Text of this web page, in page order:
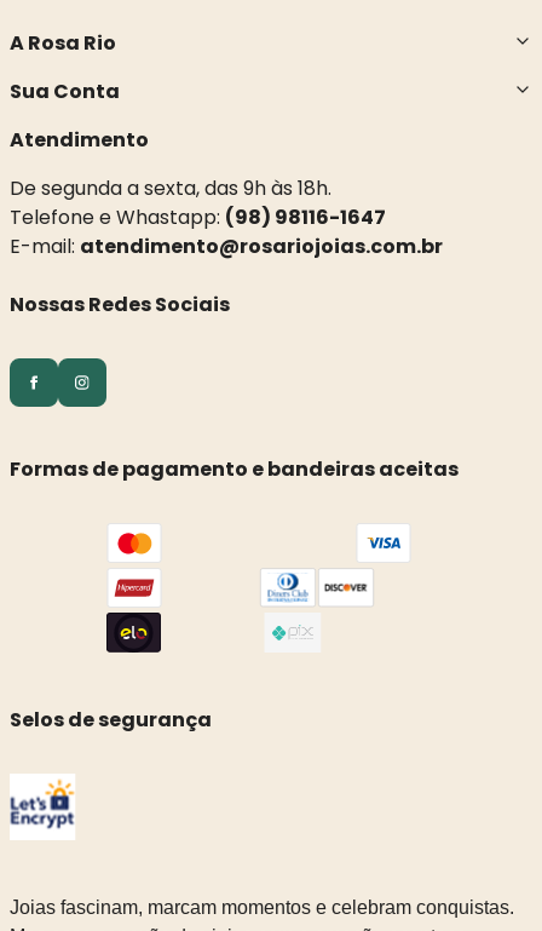
A Rosa Rio
Sua Conta
Atendimento
De segunda a sexta, das 9h às 18h.
Telefone e Whastapp: (98) 98116-1647
E-mail: atendimento@rosariojoias.com.br
Nossas Redes Sociais
Formas de pagamento e bandeiras aceitas
Selos de segurança
Joias fascinam, marcam momentos e celebram conquistas.